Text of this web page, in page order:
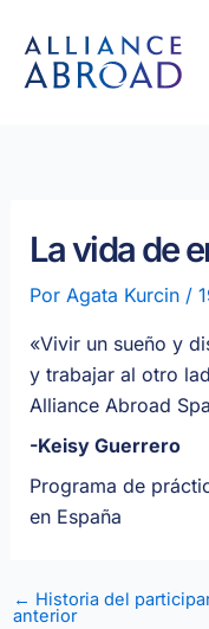
contenido
La vida de
Por Agata Kurcin /
«Vivir un sueño y
y trabajar al otro
Alliance Abroad
-Keisy Guerrero
Programa de
en España
← Historia del
anterior